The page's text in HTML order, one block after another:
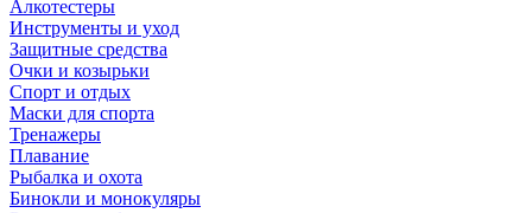
Алкотестеры
Инструменты и уход
Защитные средства
Очки и козырьки
Спорт и отдых
Маски для спорта
Тренажеры
Плавание
Рыбалка и охота
Бинокли и монокуляры